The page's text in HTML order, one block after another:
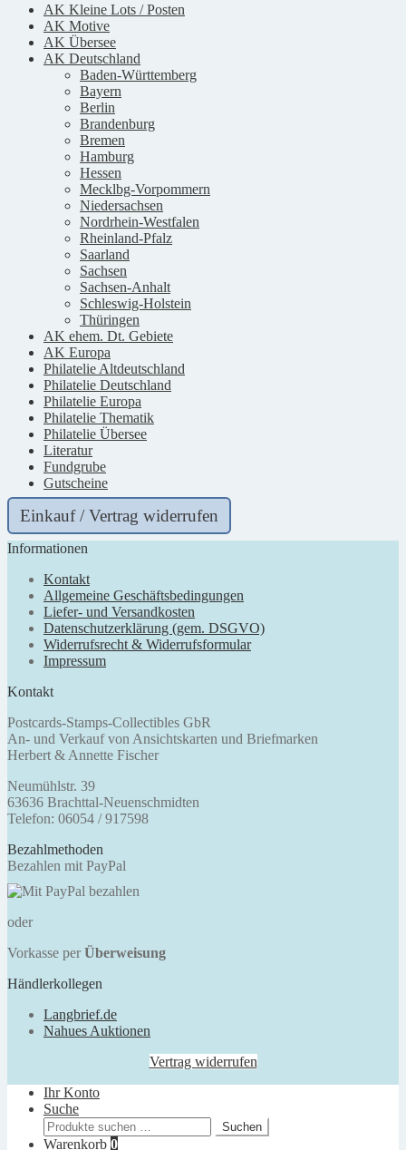
AK Kleine Lots / Posten
AK Motive
AK Übersee
AK Deutschland
Baden-Württemberg
Bayern
Berlin
Brandenburg
Bremen
Hamburg
Hessen
Mecklbg-Vorpommern
Niedersachsen
Nordrhein-Westfalen
Rheinland-Pfalz
Saarland
Sachsen
Sachsen-Anhalt
Schleswig-Holstein
Thüringen
AK ehem. Dt. Gebiete
AK Europa
Philatelie Altdeutschland
Philatelie Deutschland
Philatelie Europa
Philatelie Thematik
Philatelie Übersee
Literatur
Fundgrube
Gutscheine
Einkauf / Vertrag widerrufen
Informationen
Kontakt
Allgemeine Geschäftsbedingungen
Liefer- und Versandkosten
Datenschutzerklärung (gem. DSGVO)
Widerrufsrecht & Widerrufsformular
Impressum
Kontakt
Postcards-Stamps-Collectibles GbR
An- und Verkauf von Ansichtskarten und Briefmarken
Herbert & Annette Fischer
Neumühlstr. 39
63636 Brachttal-Neuenschmidten
Telefon: 06054 / 917598
Bezahlmethoden
Bezahlen mit PayPal
oder
Vorkasse per Überweisung
Händlerkollegen
Langbrief.de
Nahues Auktionen
Vertrag widerrufen
Ihr Konto
Suche
Suchen
nach:
Suchen
Warenkorb 0